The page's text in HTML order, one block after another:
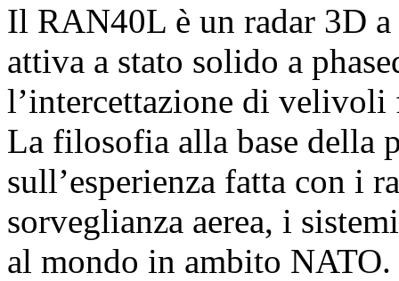
Il RAN40L è un radar 3D
attiva a stato solido a
l’intercettazione di velivoli
La filosofia alla base della
sull’esperienza fatta con i
sorveglianza aerea, i
al mondo in ambito NATO.